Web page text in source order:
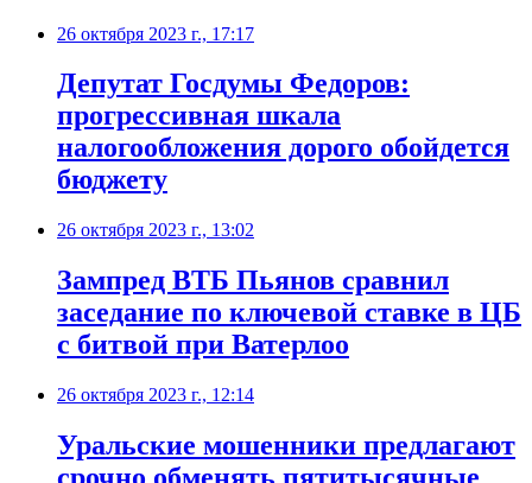
26 октября 2023 г., 17:17
Депутат Госдумы Федоров:
прогрессивная шкала
налогообложения дорого обойдется
бюджету
26 октября 2023 г., 13:02
Зампред ВТБ Пьянов сравнил
заседание по ключевой ставке в ЦБ
с битвой при Ватерлоо
26 октября 2023 г., 12:14
Уральские мошенники предлагают